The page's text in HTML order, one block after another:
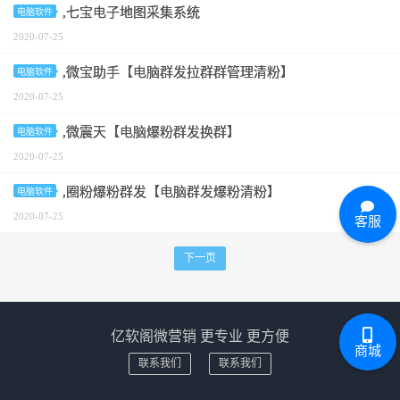
电脑软件 ,七宝电子地图采集系统
2020-07-25
电脑软件 ,微宝助手【电脑群发拉群群管理清粉】
2020-07-25
电脑软件 ,微震天【电脑爆粉群发换群】
2020-07-25
电脑软件 ,圈粉爆粉群发【电脑群发爆粉清粉】
2020-07-25
下一页
亿软阁微营销 更专业 更方便
联系我们 联系我们
客服
商城